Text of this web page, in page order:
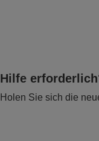
Hilfe
Holen Sie sich die